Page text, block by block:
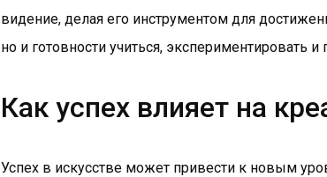
видение, делая его инструментом для
но и готовности учиться, экспериментировать
Как успех влияет на
Успех в искусстве может привести к новым